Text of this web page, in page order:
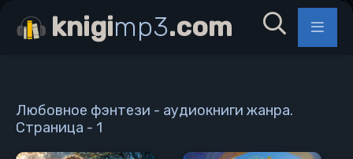
Любовное фэнтези - аудиокниги жанра.
Страница - 1
knigimp3.com